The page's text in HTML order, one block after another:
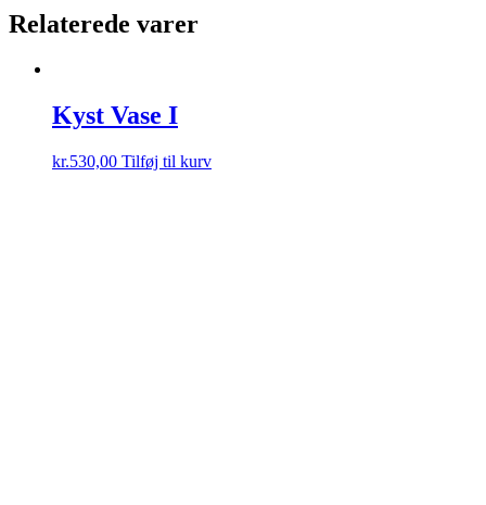
Relaterede varer
Kyst Vase I
kr.530,00 Tilføj til kurv